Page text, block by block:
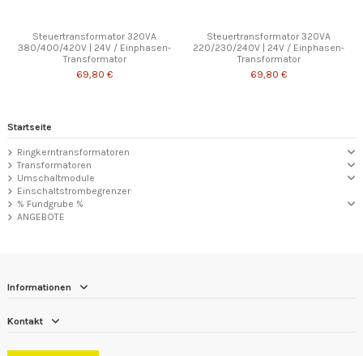
Steuertransformator 320VA
380/400/420V | 24V / Einphasen-
Transformator
69,80 €
Steuertransformator 320VA
220/230/240V | 24V / Einphasen-
Transformator
69,80 €
Startseite
Ringkerntransformatoren
Transformatoren
Umschaltmodule
Einschaltstrombegrenzer
% Fundgrube %
ANGEBOTE
Informationen
Kontakt